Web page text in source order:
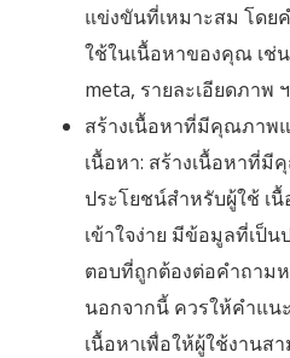
แข่งขันที่เหมาะสม โดย
ใช้ในเนื้อหาของคุณ เช่
meta, รายละเอียดภาพ
สร้างเนื้อหาที่มีคุณภาพแ
เนื้อหา: สร้างเนื้อหาที่มี
ประโยชน์สำหรับผู้ใช้ เ
เข้าใจง่าย มีข้อมูลที่เป็
ตอบที่ถูกต้องต่อคำถาม
นอกจากนี้ ควรให้คำแน
เนื้อหาเพื่อให้ผู้ใช้งานส